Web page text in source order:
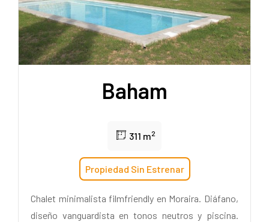
Baham
311 m2
Propiedad Sin Estrenar
Chalet minimalista filmfriendly en Moraira. Diáfano,
diseño vanguardista en tonos neutros y piscina.